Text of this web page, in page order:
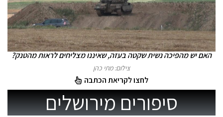
האם יש מהפיכה נשית שקטה בעזה, שאיננו מצליחים לראות מהטנק?
צילום: מתי כהן
לחצו לקריאת הכתבה
סיפורים מירושלים